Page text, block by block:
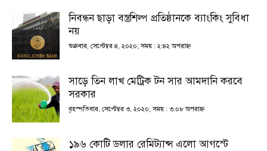
নিবন্ধন ছাড়া বস্ত্রশিল্প প্রতিষ্ঠানকে ব্যাংকিং সুবিধা
নয়
শুক্রবার, সেপ্টেম্বর ৪, ২০২০; সময় : ২:৪২ অপরাহ্ণ
সাড়ে তিন লাখ মেট্রিক টন সার আমদানি করবে
সরকার
বৃহস্পতিবার, সেপ্টেম্বর ৩, ২০২০; সময় : ৩:০৮ অপরাহ্ণ
১৯৬ কোটি ডলার রেমিট্যান্স এলো আগস্টে